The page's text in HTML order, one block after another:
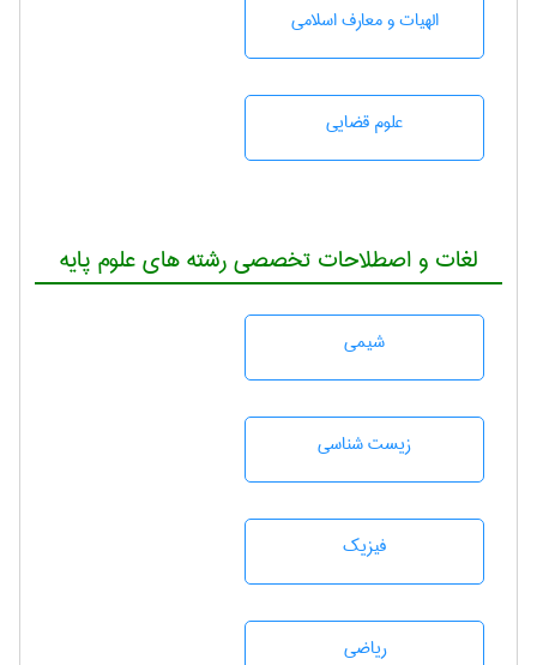
الهیات و معارف اسلامی
علوم قضایی
لغات و اصطلاحات تخصصی رشته های علوم پایه
شيمی
زيست شناسی
فیزیک
رياضی